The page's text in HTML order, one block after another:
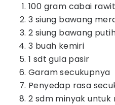
100 gram cabai
3 siung bawang
2 siung bawang
3 buah kemiri
1 sdt gula pasir
Garam secukupnya
Penyedap rasa
2 sdm minyak untuk